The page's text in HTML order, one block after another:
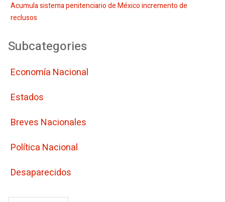
Acumula sistema penitenciario de México incremento de
reclusos
Subcategories
Economí­a Nacional
Estados
Breves Nacionales
Polí­tica Nacional
Desaparecidos